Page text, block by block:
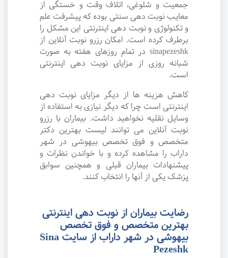
جمعیت و شلوغی، اتلاف وقت و خستگی از
معایب نوبت دهی سنتی بوده که پیشرفت علم
و تکنولوژی و نوبت دهی اینترنتی این مشکل را
برطرف کرده است. امکان رزرو نوبت آنلاین از
sinapezeshk در تمام روزهای هفته به صورت
شبانه روزی از مزایای نوبت دهی اینترنتی
است.
کاهش هزینه ها از دیگر مزایای نوبت دهی
اینترنتی است چرا که دیگر نیازی به استفاده از
وسایل نقلیه نخواهید داشت. بیماران با رزرو
نوبت آنلاین می توانند لیست بهترین دکتر
متخصص و فوق تخصص بیهوشی در شهر
داراب را مشاهده کرده و با خواندن نظرات و
پیشنهادات بیماران قبلی و همچنین سوابق
پزشک یکی از آنها را انتخاب کنند.
رضایت بیماران از نوبت دهی اینترنتی
بهترین متخصص و فوق تخصص
بیهوشی در شهر داراب از سایت Sina
Pezeshk